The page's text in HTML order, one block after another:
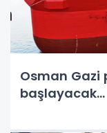
Osman Gazi
başlayacak...